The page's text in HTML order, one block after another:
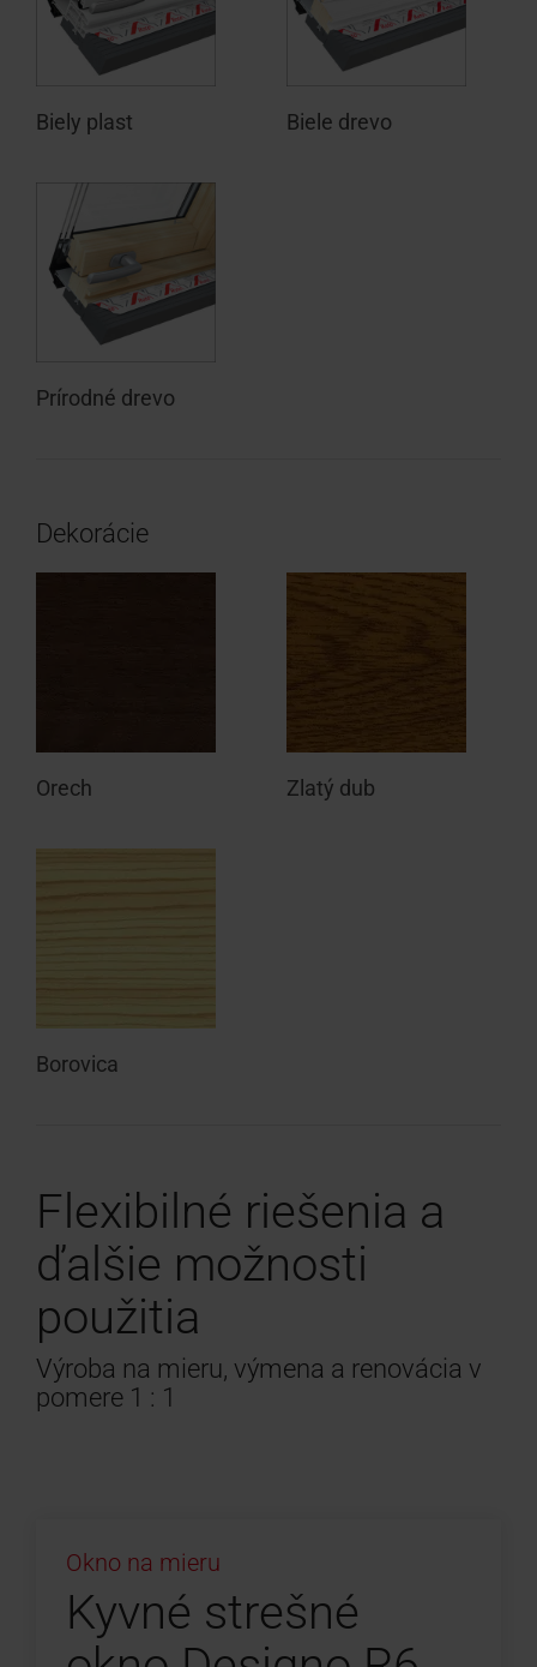
Biely plast Biele drevo
Prírodné drevo
Dekorácie
Orech Zlatý dub
Borovica
Flexibilné riešenia a
ďalšie možnosti
použitia
Výroba na mieru, výmena a renovácia v
pomere 1 : 1
Okno na mieru
Kyvné strešné